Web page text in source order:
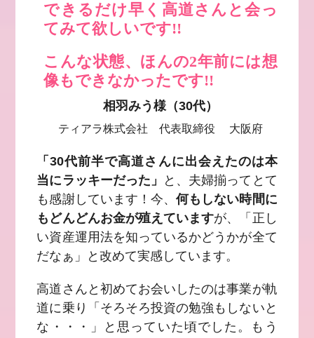
できるだけ早く高道さんと会っ
てみて欲しいです!!
こんな状態、ほんの2年前には想
像もできなかったです!!
相羽みう様（30代）
ティアラ株式会社 代表取締役 大阪府
「30代前半で高道さんに出会えたのは本
当にラッキーだった」
と、夫婦揃ってとて
も感謝しています！今、何もしない時間に
もどんどんお金が殖えていますが、「正し
い資産運用法を知っているかどうかが全て
だなぁ」と改めて実感しています。
高道さんと初めてお会いしたのは事業が軌
道に乗り「そろそろ投資の勉強もしないと
な・・・」と思っていた頃でした。もう